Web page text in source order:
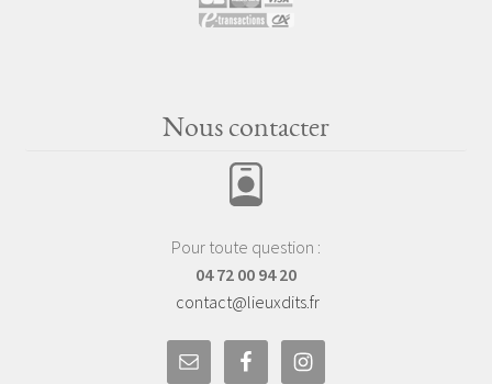
Nous contacter
Pour toute question :
04 72 00 94 20
contact@lieuxdits.fr